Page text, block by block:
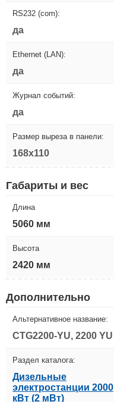
RS232 (com):
да
Ethernet (LAN):
да
Журнал событий:
да
Размер выреза в панели:
168x110
Габариты и вес
Длина
5060 мм
Высота
2420 мм
Дополнительно
Альтернативное название:
CTG2200-YU, 2200 YU
Раздел каталога:
Дизельные
электростанции 2000
кВт (2 мВт)